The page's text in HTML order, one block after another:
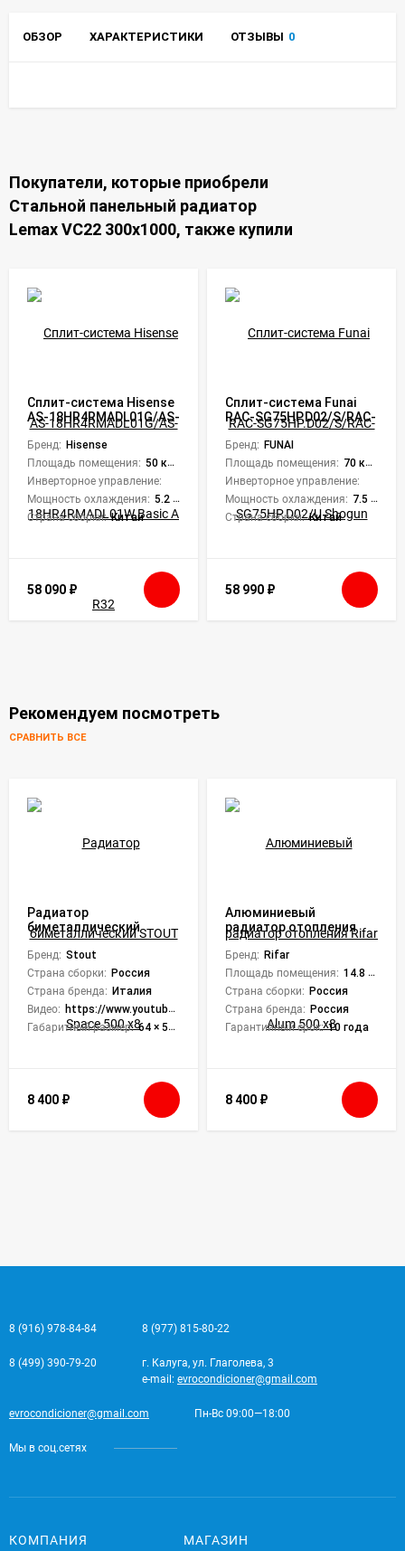
ОБЗОР ХАРАКТЕРИСТИКИ ОТЗЫВЫ 0
Покупатели, которые приобрели
Стальной панельный радиатор
Lemax VC22 300х1000, также купили
Сплит-система Hisense
AS-18HR4RMADL01G/AS-
18HR4RMADL01W Basic A
R32
Бренд: Hisense
Площадь помещения: 50 кв. м.
Инверторное управление:
Мощность охлаждения: 5.2 кВт
Страна сборки: Китай
58 090 ₽
Сплит-система Funai
RAC-SG75HP.D02/S/RAC-
SG75HP.D02/U Shogun
Бренд: FUNAI
Площадь помещения: 70 кв. м.
Инверторное управление:
Мощность охлаждения: 7.5 кВт
Страна сборки: Китай
58 990 ₽
Рекомендуем посмотреть
СРАВНИТЬ ВСЕ
Радиатор
биметаллический
STOUT Space 500 x8
Бренд: Stout
Страна сборки: Россия
Страна бренда: Италия
Видео: https://www.youtube.com/embed/ENL56iR54cY,https://www.youtube.com/embed/ENL56iR54cY
Габаритный размер: 64 × 56.1 × 9 см
8 400 ₽
Алюминиевый
радиатор отопления
Rifar Alum 500 x8
Бренд: Rifar
Площадь помещения: 14.8 кв. м.
Страна сборки: Россия
Страна бренда: Россия
Гарантийный срок: 10 года
8 400 ₽
8 (916) 978-84-84 8 (977) 815-80-22
8 (499) 390-79-20
г. Калуга, ул. Глаголева, 3
e-mail: evrocondicioner@gmail.com
evrocondicioner@gmail.com Пн-Вс 09:00—18:00
Мы в соц.сетях
КОМПАНИЯ МАГАЗИН